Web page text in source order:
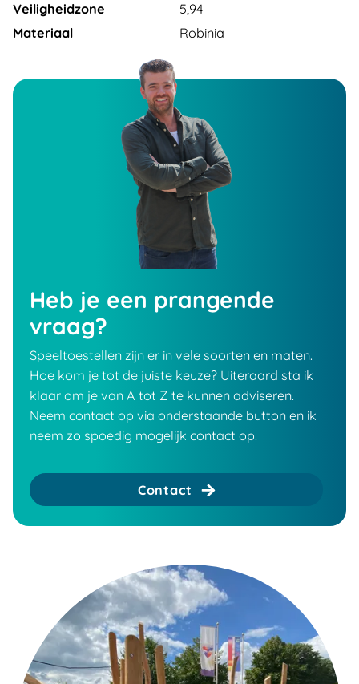
Veiligheidzone
5,94
Materiaal
Robinia
Heb je een prangende
vraag?
Speeltoestellen zijn er in vele soorten en maten.
Hoe kom je tot de juiste keuze? Uiteraard sta ik
klaar om je van A tot Z te kunnen adviseren.
Neem contact op via onderstaande button en ik
neem zo spoedig mogelijk contact op.
Contact